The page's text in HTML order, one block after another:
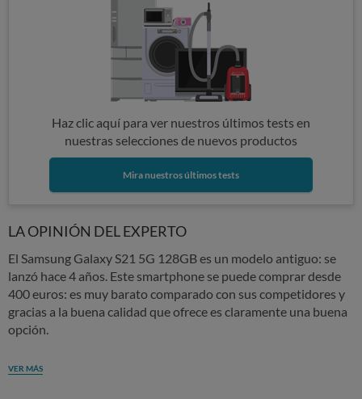
Haz clic aquí para ver nuestros últimos tests en
nuestras selecciones de nuevos productos
Mira nuestros últimos tests
LA OPINIÓN DEL EXPERTO
El Samsung Galaxy S21 5G 128GB es un modelo antiguo: se
lanzó hace 4 años. Este smartphone se puede comprar desde
400 euros: es muy barato comparado con sus competidores y
gracias a la buena calidad que ofrece es claramente una buena
opción.
VER MÁS